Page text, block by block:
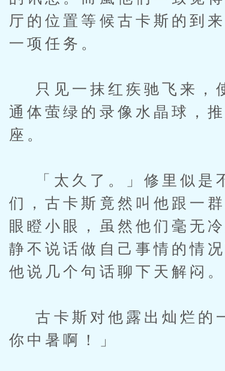
厅的位置等候古卡斯的到
一项任务。
只见一抹红疾驰飞来，
通体萤绿的录像水晶球，
座。
「太久了。」修里似是
们，古卡斯竟然叫他跟一
眼瞪小眼，虽然他们毫无
静不说话做自己事情的情
他说几个句话聊下天解闷。
古卡斯对他露出灿烂的
你中暑啊！」